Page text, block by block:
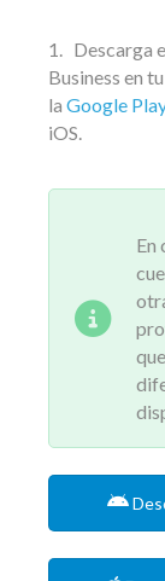
1. Descarga
Business en
la Google
iOS.
En